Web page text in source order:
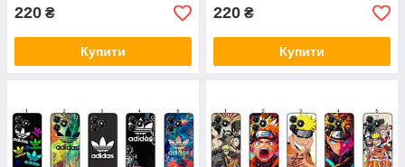
220 ₴
Купити
220 ₴
Купити